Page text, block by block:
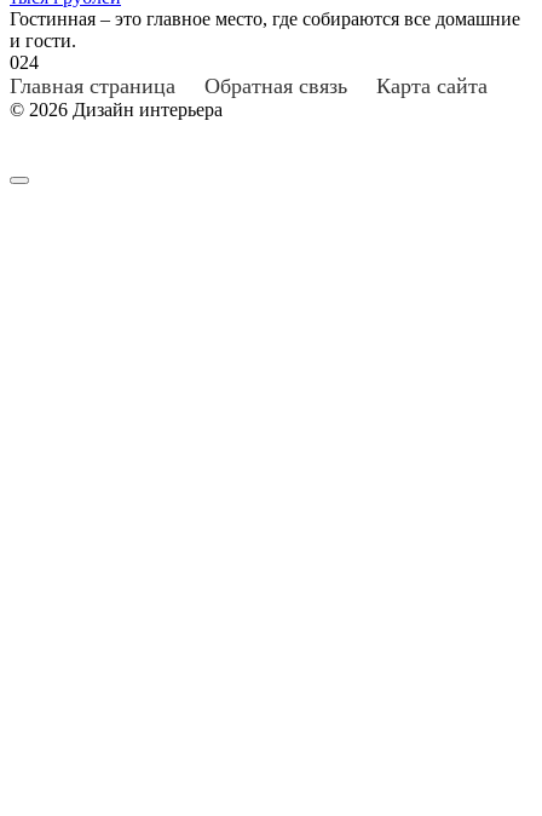
Гостинная – это главное место, где собираются все домашние
и гости.
024
Главная страница Обратная связь Карта сайта
© 2026 Дизайн интерьера